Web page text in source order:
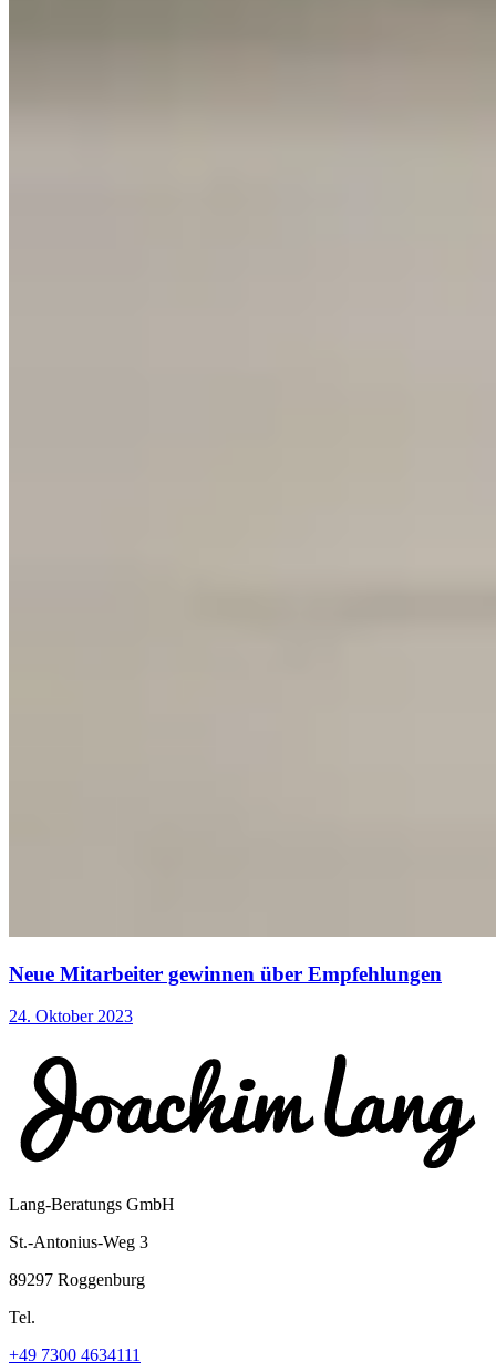
Neue Mitarbeiter gewinnen über Empfehlungen
24. Oktober 2023
Lang-Beratungs GmbH
St.-Antonius-Weg 3
89297 Roggenburg
Tel.
+49 7300 4634111